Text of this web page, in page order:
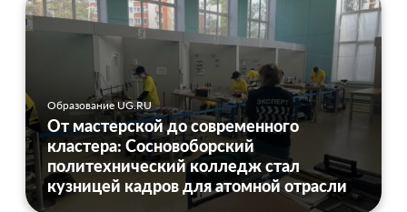
Образование UG.RU
От мастерской до современного
кластера: Сосновоборский
политехнический колледж стал
кузницей кадров для атомной отрасли